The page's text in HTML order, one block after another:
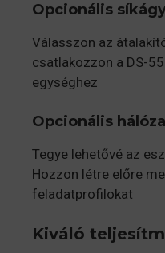
Opcionális
Válasszon az
csatlakozzon a DS-
egységhez
Opcionális
Tegye lehetővé az
Hozzon létre előre
feladatprofilokat
Kiváló